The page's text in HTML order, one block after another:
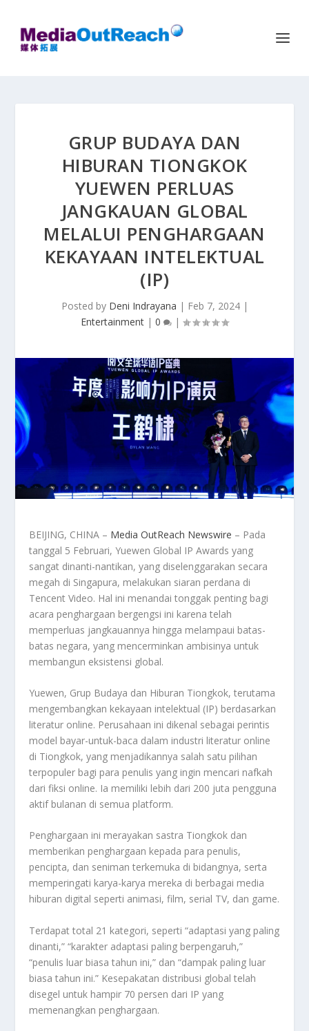
GRUP BUDAYA DAN
HIBURAN TIONGKOK
YUEWEN PERLUAS
JANGKAUAN GLOBAL
MELALUI PENGHARGAAN
KEKAYAAN INTELEKTUAL
(IP)
Posted by Deni Indrayana | Feb 7, 2024|
Entertainment | 0 |
BEIJING, CHINA – Media OutReach Newswire – Pada
tanggal 5 Februari, Yuewen Global IP Awards yang
sangat dinanti-nantikan, yang diselenggarakan secara
megah di Singapura, melakukan siaran perdana di
Tencent Video. Hal ini menandai tonggak penting bagi
acara penghargaan bergengsi ini karena telah
memperluas jangkauannya hingga melampaui batas-
batas negara, yang mencerminkan ambisinya untuk
membangun eksistensi global.
Yuewen, Grup Budaya dan Hiburan Tiongkok, terutama
mengembangkan kekayaan intelektual (IP) berdasarkan
literatur online. Perusahaan ini dikenal sebagai perintis
model bayar-untuk-baca dalam industri literatur online
di Tiongkok, yang menjadikannya salah satu pilihan
terpopuler bagi para penulis yang ingin mencari nafkah
dari fiksi online. Ia memiliki lebih dari 200 juta pengguna
aktif bulanan di semua platform.
Penghargaan ini merayakan sastra Tiongkok dan
memberikan penghargaan kepada para penulis,
pencipta, dan seniman terkemuka di bidangnya, serta
memperingati karya-karya mereka di berbagai media
hiburan digital seperti animasi, film, serial TV, dan game.
Terdapat total 21 kategori, seperti “adaptasi yang paling
dinanti,” “karakter adaptasi paling berpengaruh,”
“penulis luar biasa tahun ini,” dan “dampak paling luar
biasa tahun ini.” Kesepakatan distribusi global telah
disegel untuk hampir 70 persen dari IP yang
memenangkan penghargaan.